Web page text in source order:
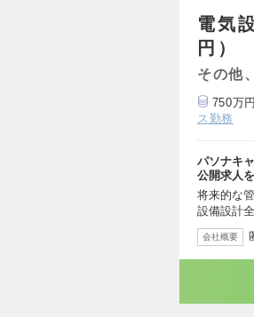
電気
円）
その他
750万
ス勤務
パソナキ
公開求人
将来的な
設備設計
会社概要